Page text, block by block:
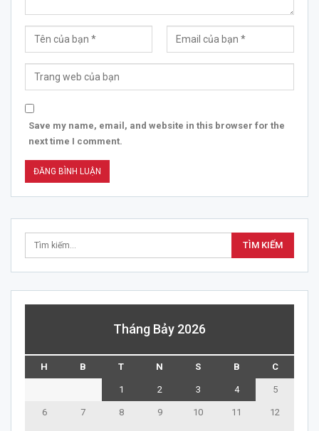
Save my name, email, and website in this browser for the
next time I comment.
Tháng Bảy 2026
H B T N S B C
1 2 3 4 5
6 7 8 9 10 11 12